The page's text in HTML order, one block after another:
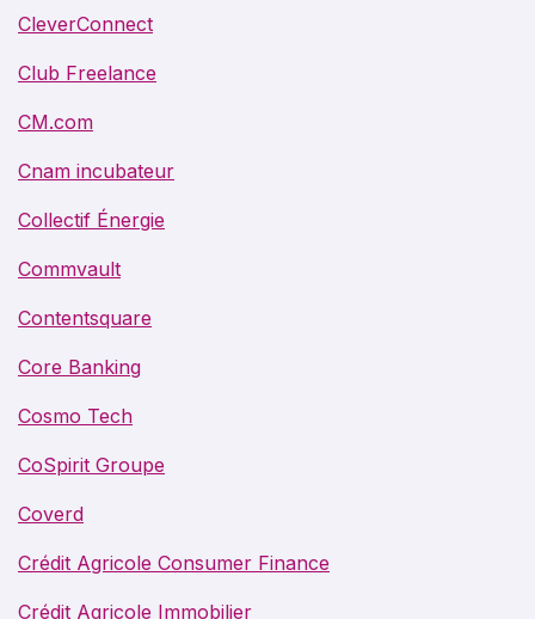
CleverConnect
Club Freelance
CM.com
Cnam incubateur
Collectif Énergie
Commvault
Contentsquare
Core Banking
Cosmo Tech
CoSpirit Groupe
Coverd
Crédit Agricole Consumer Finance
Crédit Agricole Immobilier